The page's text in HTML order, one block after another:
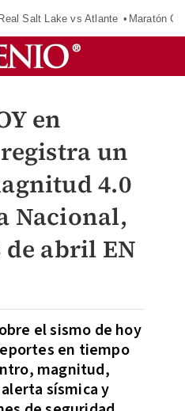
Salt Lake vs Atlante Maratón
en
un
4.0
Nacional,
de abril EN
el sismo de hoy
en tiempo
magnitud,
sísmica y